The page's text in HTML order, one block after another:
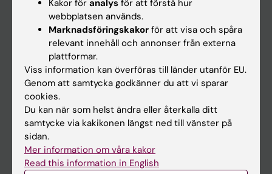
På gång
Kalender
Student
Ladok
Canvas
Schema
Kakor för analys för att förstå hur
webbplatsen används.
Marknadsföringskakor för att visa och spåra
relevant innehåll och annonser från externa
plattformar.
Viss information kan överföras till länder utanför EU.
Genom att samtycka godkänner du att vi sparar
cookies.
Du kan när som helst ändra eller återkalla ditt
samtycke via kakikonen längst ned till vänster på
sidan.
Mer information om våra kakor
Read this information in English